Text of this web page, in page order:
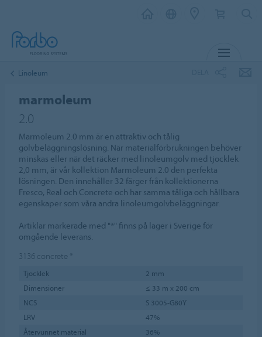
Linoleum
marmoleum
2.0
Marmoleum 2.0 mm är en attraktiv och tålig
golvbeläggningslösning. När materialförbrukningen behöver
minskas eller när det räcker med linoleumgolv med tjocklek
2,0 mm, är vår kollektion Marmoleum 2.0 den perfekta
lösningen. Den innehåller 32 färger från kollektionerna
Fresco, Real och Concrete och har samma tåliga och hållbara
egenskaper som våra andra linoleumgolvbeläggningar.
Artiklar markerade med "*" finns på lager i Sverige för
omgående leverans.
3136 concrete
Tjocklek
2 mm
Dimensioner
≤ 33 m x 200 cm
NCS
S 3005-G80Y
LRV
47%
Återvunnet material
36%